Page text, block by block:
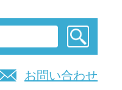
お問い合わせ